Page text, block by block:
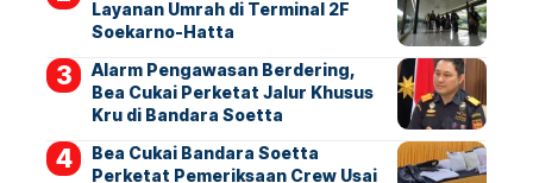
Layanan Umrah di Terminal 2F
Soekarno-Hatta
Alarm Pengawasan Berdering,
Bea Cukai Perketat Jalur Khusus
Kru di Bandara Soetta
Bea Cukai Bandara Soetta
Perketat Pemeriksaan Crew Usai